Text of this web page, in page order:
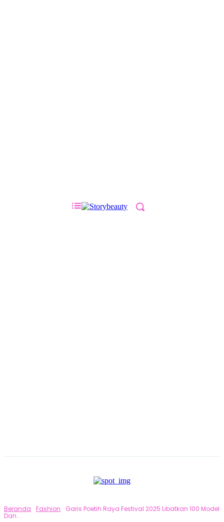
Beranda Fashion
Garis Poetih Raya Festival 2025 Libatkan 100 Model
Dan...